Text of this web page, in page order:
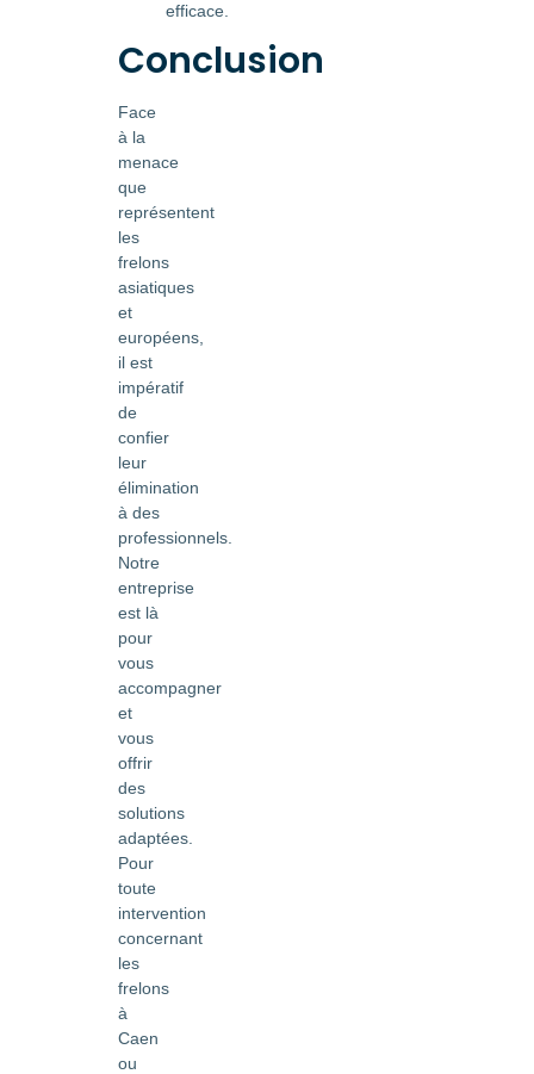
efficace.
Conclusion
Face
à la
menace
que
représentent
les
frelons
asiatiques
et
européens,
il est
impératif
de
confier
leur
élimination
à des
professionnels.
Notre
entreprise
est là
pour
vous
accompagner
et
vous
offrir
des
solutions
adaptées.
Pour
toute
intervention
concernant
les
frelons
à
Caen
ou